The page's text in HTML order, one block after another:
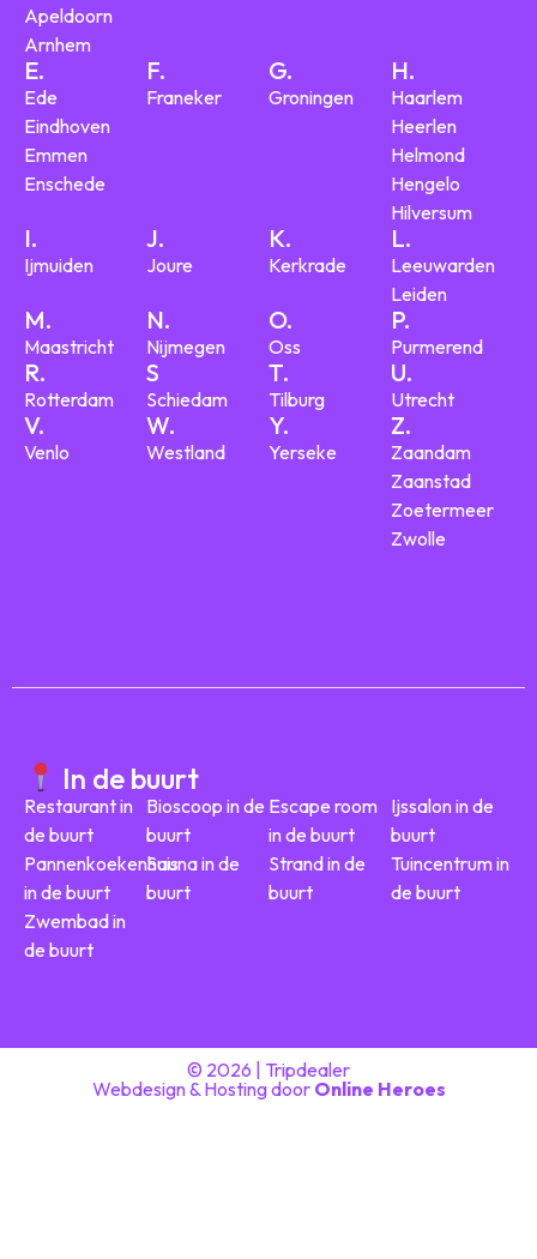
Apeldoorn
Arnhem
E.
Ede
Eindhoven
Emmen
Enschede
F.
Franeker
G.
Groningen
H.
Haarlem
Heerlen
Helmond
Hengelo
Hilversum
I.
Ijmuiden
J.
Joure
K.
Kerkrade
L.
Leeuwarden
Leiden
M.
Maastricht
N.
Nijmegen
O.
Oss
P.
Purmerend
R.
Rotterdam
S
Schiedam
T.
Tilburg
U.
Utrecht
V.
Venlo
W.
Westland
Y.
Yerseke
Z.
Zaandam
Zaanstad
Zoetermeer
Zwolle
In de buurt
Restaurant in
de buurt
Pannenkoekenhuis
in de buurt
Zwembad in
de buurt
Bioscoop in de
buurt
Sauna in de
buurt
Escape room
in de buurt
Strand in de
buurt
Ijssalon in de
buurt
Tuincentrum in
de buurt
© 2026 | Tripdealer
Webdesign & Hosting door Online Heroes